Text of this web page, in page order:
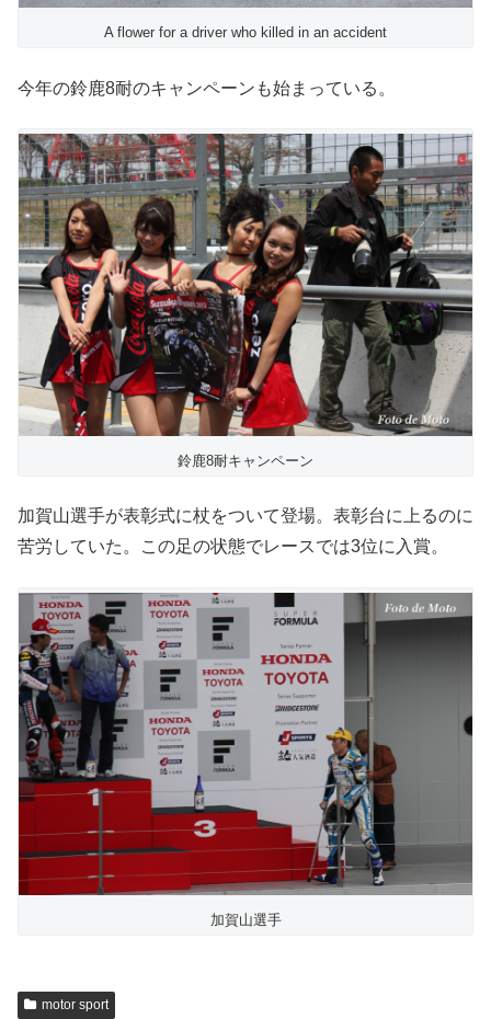
A flower for a driver who killed in an accident
今年の鈴鹿8耐のキャンペーンも始まっている。
鈴鹿8耐キャンペーン
加賀山選手が表彰式に杖をついて登場。表彰台に上るのに
苦労していた。この足の状態でレースでは3位に入賞。
加賀山選手
motor sport